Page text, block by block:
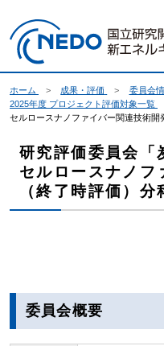
ホーム 成果・評価 委員会
2025年度 プロジェクト評価対象一覧
セルロースナノファイバー関連技術開
研究評価委員会「
セルロースナノフ
（終了時評価）分
委員会概要